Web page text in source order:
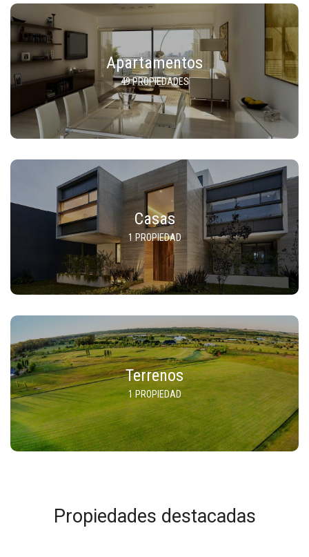
Apartamentos
49 PROPIEDADES
Casas
1 PROPIEDAD
Terrenos
1 PROPIEDAD
Propiedades destacadas